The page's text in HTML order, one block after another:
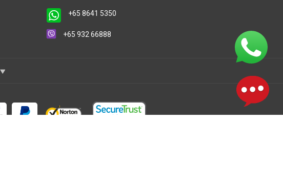
+65 8641 5350
+65 932 66888